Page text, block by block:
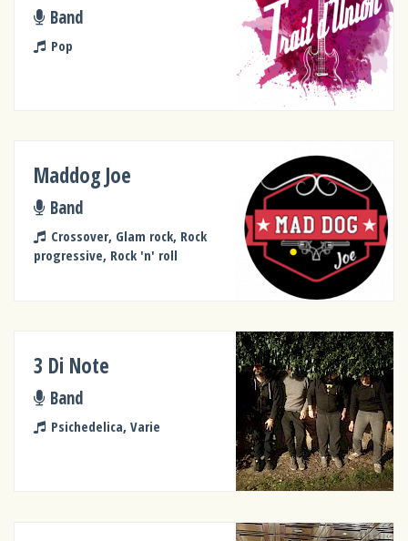
Band
Pop
Maddog Joe
Band
Crossover, Glam rock, Rock
progressive, Rock 'n' roll
3 Di Note
Band
Psichedelica, Varie